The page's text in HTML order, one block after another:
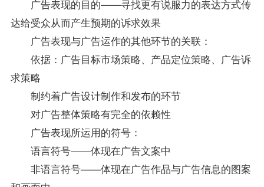
广告表现的目的——寻找更有说服力的表达方式传
达给受众从而产生预期的诉求效果
广告表现与广告运作的其他环节的关联：
依据：广告目标市场策略、产品定位策略、广告诉
求策略
制约着广告设计制作和发布的环节
对广告整体策略有完全的依赖性
广告表现所运用的符号：
语言符号——体现在广告文案中
非语言符号——体现在广告作品与广告信息的图案